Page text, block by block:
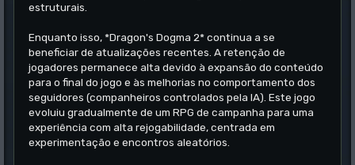
estruturais.
Enquanto isso, *Dragon's Dogma 2* continua a se
beneficiar de atualizações recentes. A retenção de
jogadores permanece alta devido à expansão do conteúdo
para o final do jogo e às melhorias no comportamento dos
seguidores (companheiros controlados pela IA). Este jogo
evoluiu gradualmente de um RPG de campanha para uma
experiência com alta rejogabilidade, centrada em
experimentação e encontros aleatórios.